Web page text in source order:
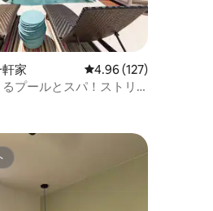
星の平均評価
家 レビュー127件、5つ
4.96 (127)
プールとスパ！ストリ